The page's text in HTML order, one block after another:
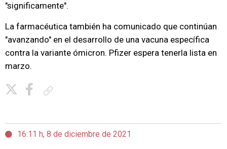
"significamente".
La farmacéutica también ha comunicado que continúan
"avanzando" en el desarrollo de una vacuna específica
contra la variante ómicron. Pfizer espera tenerla lista en
marzo.
16:11 h, 8 de diciembre de 2021